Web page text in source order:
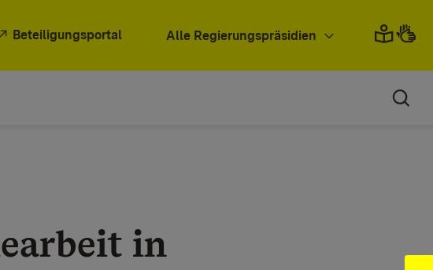
Beteiligungsportal Alle Regierungspräsidien
in